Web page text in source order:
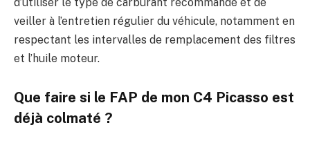
d’utiliser le type de carburant recommandé et de
veiller à l’entretien régulier du véhicule, notamment en
respectant les intervalles de remplacement des filtres
et l’huile moteur.
Que faire si le FAP de mon C4 Picasso est
déjà colmaté ?